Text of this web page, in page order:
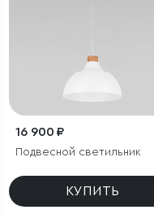
16 900 ₽
Подвесной светильник
КУПИТЬ